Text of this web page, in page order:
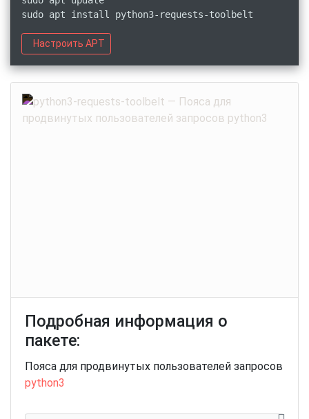
sudo apt install python3-requests-toolbelt
Настроить APT
Подробная информация о
пакете:
Пояса для продвинутых пользователей запросов
python3